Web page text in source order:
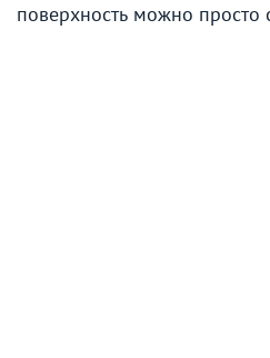
поверхность можно просто